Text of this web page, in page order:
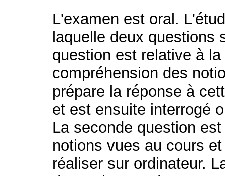
L'examen est oral.
laquelle deux questions
question est relative à
compréhension des
prépare la réponse à
et est ensuite interrogé
La seconde question
notions vues au cours
réaliser sur ordinateur.